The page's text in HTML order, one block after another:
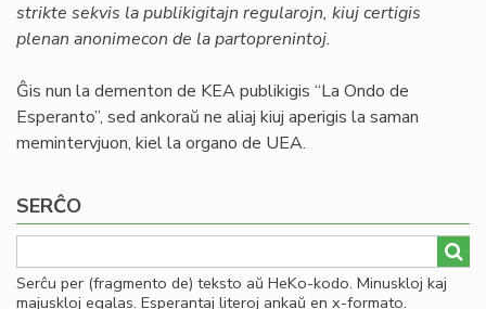
strikte sekvis la publikigitajn regularojn, kiuj certigis
plenan anonimecon de la partoprenintoj.
Ĝis nun la dementon de KEA publikigis “La Ondo de
Esperanto”, sed ankoraŭ ne aliaj kiuj aperigis la saman
memintervjuon, kiel la organo de UEA.
SERĈO
Serĉu per (fragmento de) teksto aŭ HeKo-kodo. Minuskloj kaj
majuskloj egalas. Esperantaj literoj ankaŭ en x-formato.